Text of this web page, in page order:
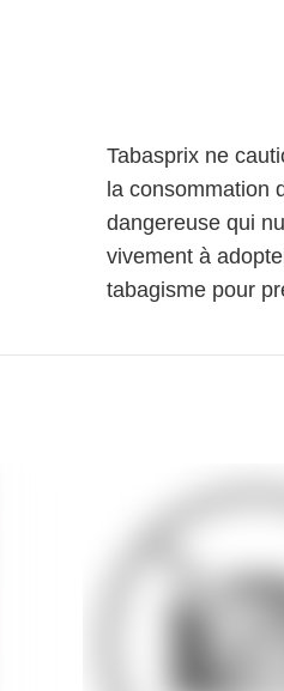
Tabasprix ne
la consommation
dangereuse qui
vivement à
tabagisme pour